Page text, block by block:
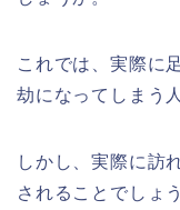
これでは、実際に
劫になってしまう
しかし、実際に訪
されることでしょ